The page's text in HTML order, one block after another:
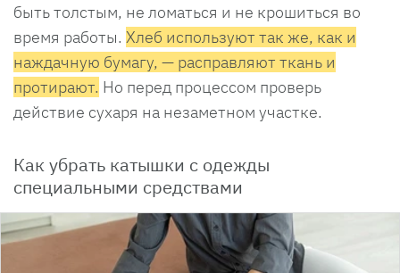
быть толстым, не ломаться и не крошиться во
время работы. Хлеб используют так же, как и
наждачную бумагу, — расправляют ткань и
протирают. Но перед процессом проверь
действие сухаря на незаметном участке.
Как убрать катышки с одежды
специальными средствами